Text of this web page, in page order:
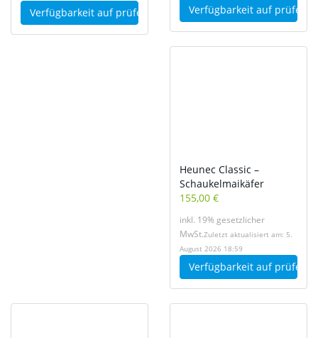
Verfügbarkeit auf prüfen Verfügbarkeit auf prüfen
Heunec Classic –
Schaukelmaikäfer
155,00 €
inkl. 19% gesetzlicher
MwSt.Zuletzt aktualisiert am: 5.
August 2026 18:59
Verfügbarkeit auf prüfen